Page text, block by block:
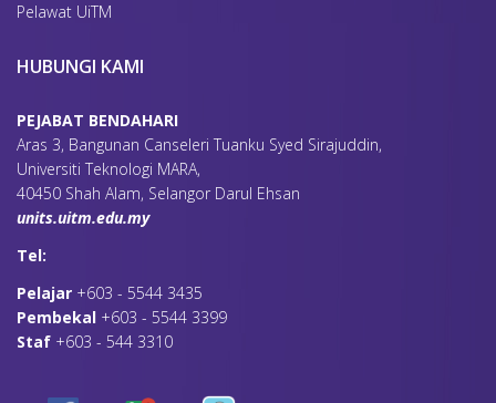
Pelawat UiTM
HUBUNGI KAMI
PEJABAT BENDAHARI
Aras 3, Bangunan Canseleri Tuanku Syed Sirajuddin,
Universiti Teknologi MARA,
40450 Shah Alam, Selangor Darul Ehsan
units.uitm.edu.my
Tel:
Pelajar +603 - 5544 3435
Pembekal +603 - 5544 3399
Staf +603 - 544 3310